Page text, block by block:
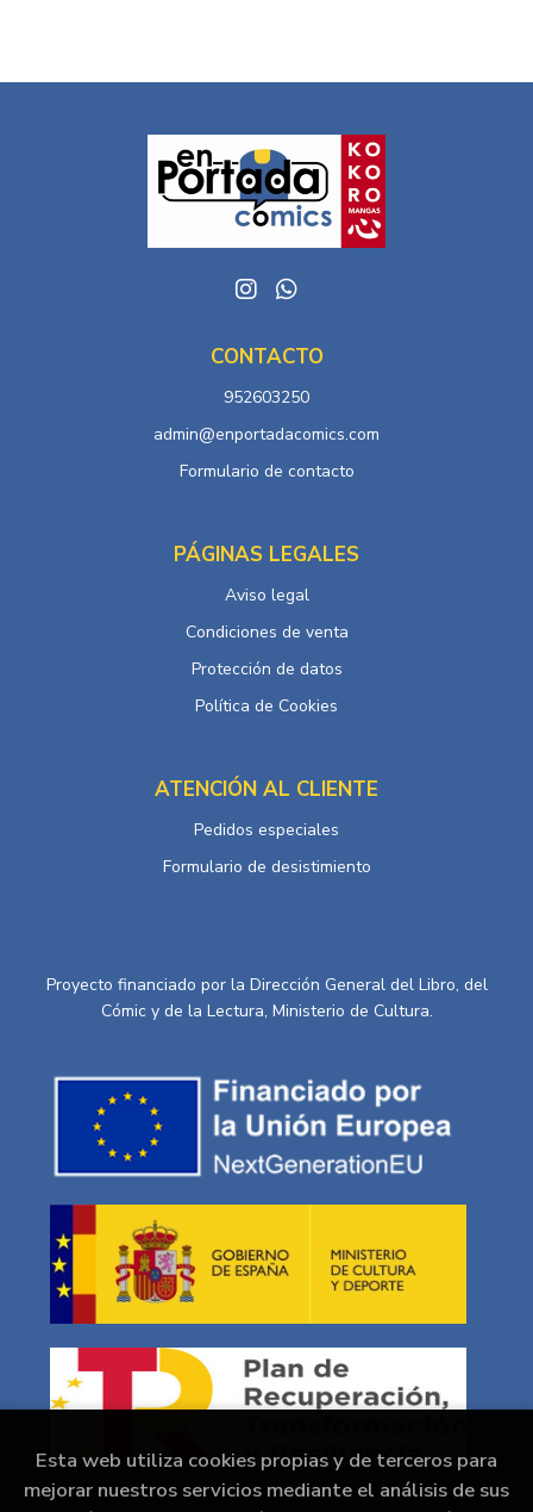
CONTACTO
952603250
admin@enportadacomics.com
Formulario de contacto
PÁGINAS LEGALES
Aviso legal
Condiciones de venta
Protección de datos
Política de Cookies
ATENCIÓN AL CLIENTE
Pedidos especiales
Formulario de desistimiento
Proyecto financiado por la Dirección General del Libro, del
Cómic y de la Lectura, Ministerio de Cultura.
Esta web utiliza cookies propias y de terceros para
mejorar nuestros servicios mediante el análisis de sus